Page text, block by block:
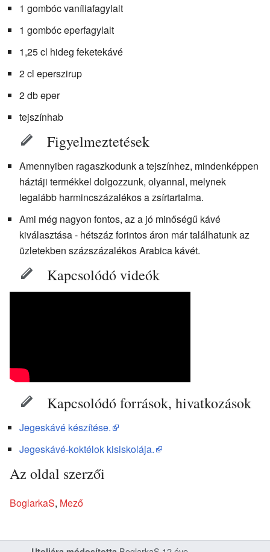
1 gombóc vaníliafagylalt
1 gombóc eperfagylalt
1,25 cl hideg feketekávé
2 cl eperszirup
2 db eper
tejszínhab
Figyelmeztetések
Amennyiben ragaszkodunk a tejszínhez, mindenképpen
háztáji termékkel dolgozzunk, olyannal, melynek
legalább harmincszázalékos a zsírtartalma.
Ami még nagyon fontos, az a jó minőségű kávé
kiválasztása - hétszáz forintos áron már találhatunk az
üzletekben százszázalékos Arabica kávét.
Kapcsolódó videók
Kapcsolódó források, hivatkozások
Jegeskávé készítése.
Jegeskávé-koktélok kisiskolája.
Az oldal szerzői
BoglarkaS, Mező